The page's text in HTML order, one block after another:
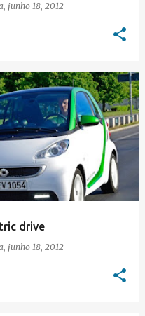
junho 18, 2012
drive
junho 18, 2012